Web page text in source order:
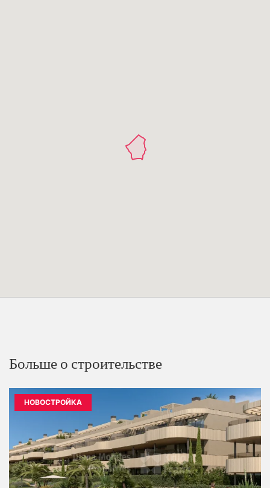
Больше о строительстве
НОВОСТРОЙКА